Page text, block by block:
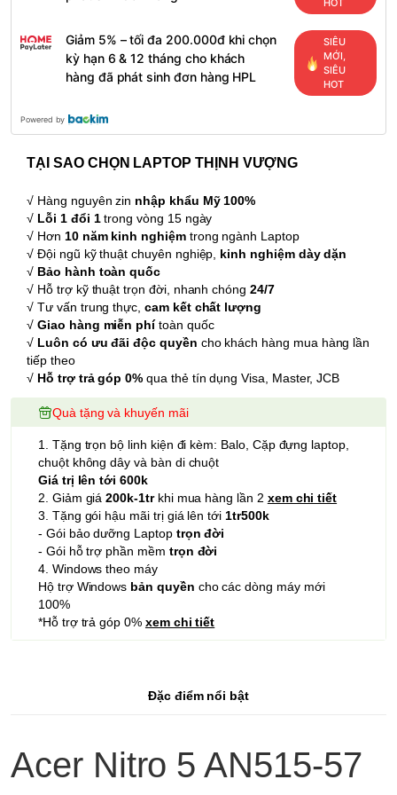
HOT
Giảm 5% – tối đa 200.000đ khi chọn
kỳ hạn 6 & 12 tháng cho khách
hàng đã phát sinh đơn hàng HPL
SIÊU
MỚI,
SIÊU
HOT
Powered by
TẠI SAO CHỌN LAPTOP THỊNH VƯỢNG
√ Hàng nguyên zin nhập khẩu Mỹ 100%
√ Lỗi 1 đổi 1trong vòng 15 ngày
√ Hơn 10 năm kinh nghiệm trong ngành Laptop
√ Đội ngũ kỹ thuật chuyên nghiệp, kinh nghiệm dày dặn
√ Bảo hành toàn quốc
√ Hỗ trợ kỹ thuật trọn đời, nhanh chóng 24/7
√ Tư vấn trung thực,cam kết chất lượng
√Giao hàng miễn phítoàn quốc
√ Luôn có ưu đãi độc quyền cho khách hàng mua hàng lần
tiếp theo
√ Hỗ trợ trả góp 0% qua thẻ tín dụng Visa, Master, JCB
Quà tặng và khuyến mãi
1. Tặng trọn bộ linh kiện đi kèm: Balo, Cặp đựng laptop,
chuột không dây và bàn di chuột
Giá trị lên tới 600k
2. Giảm giá200k-1trkhi mua hàng lần 2 xem chi tiết
3. Tặng gói hậu mãi trị giá lên tới 1tr500k
- Gói bảo dưỡng Laptop trọn đời
- Gói hỗ trợ phần mềm trọn đời
4. Windows theo máy
Hộ trợ Windows bản quyền cho các dòng máy mới
100%
*Hỗ trợ trả góp 0% xem chi tiết
Đặc điểm nổi bật
Acer Nitro 5 AN515-57